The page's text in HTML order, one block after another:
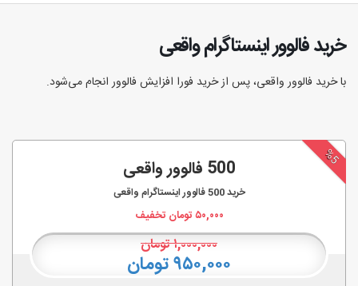
خرید فالوور اینستاگرام واقعی
با خرید فالوور واقعی، پس از خرید فورا افزایش فالوور انجام‌ می‌شود.
%5 500 فالوور واقعی
خرید500فالوور اینستاگرام واقعی
۵۰,۰۰۰تومان تخفیف
۱,۰۰۰,۰۰۰تومان
۹۵۰,۰۰۰ تومان